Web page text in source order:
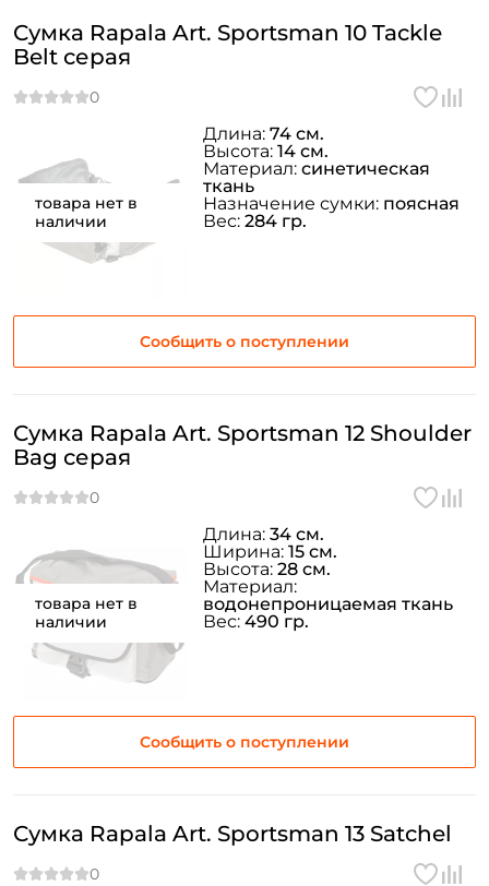
товара нет в
наличии
Сумка Rapala Art. Sportsman 10 Tackle
Belt серая
Сообщить о поступлении
Длина: 74 см.
Высота: 14 см.
Материал: синетическая
ткань
Назначение сумки: поясная
Вес: 284 гр.
товара нет в
наличии
Сумка Rapala Art. Sportsman 12 Shoulder
Bag серая
Сообщить о поступлении
Длина: 34 см.
Ширина: 15 см.
Высота: 28 см.
Материал:
водонепроницаемая ткань
Вес: 490 гр.
Сумка Rapala Art. Sportsman 13 Satchel